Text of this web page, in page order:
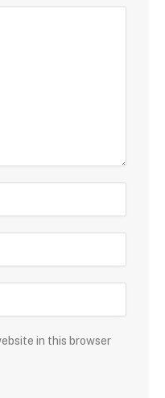
in this browser